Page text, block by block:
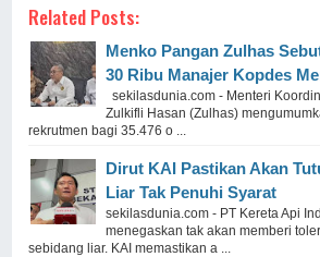
Related Posts:
Menko Pangan Zulhas
30 Ribu Manajer Kopdes
sekilasdunia.com - Menteri
Zulkifli Hasan (Zulhas)
rekrutmen bagi 35.476 o ...
Dirut KAI Pastikan Akan
Liar Tak Penuhi Syarat
sekilasdunia.com - PT Kereta Api
menegaskan tak akan memberi
sebidang liar. KAI memastikan a ...